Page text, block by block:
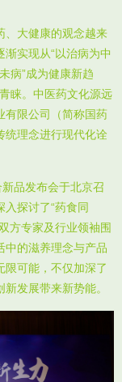
、大健康的观念越来
实现从“以治病为中
病”成为健康新趋
睐。中医药文化源远
有限公司（简称国药
统理念进行现代化诠
品发布会于北京召
探讨了“药食同
方专家及行业领袖围
中的滋养理念与产品
限可能，不仅加深了
发展带来新势能。